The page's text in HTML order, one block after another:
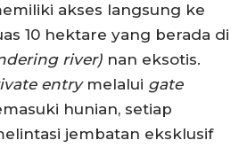
akses langsung ke
10 hektare yang berada di
river) nan eksotis.
entrymelalui gate
hunian, setiap
jembatan eksklusif